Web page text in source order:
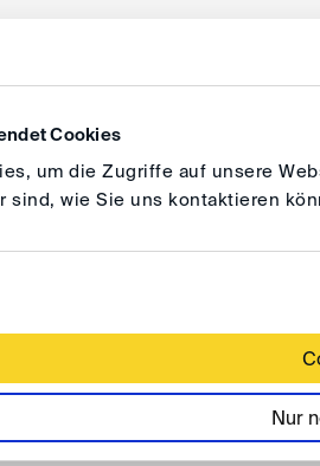
Cookies
um die Zugriffe auf unsere
sind, wie Sie uns kontaktieren
Nur